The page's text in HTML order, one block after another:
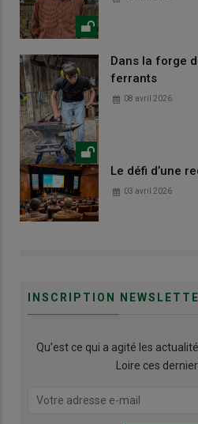
Dans la forge
ferrants
08 avril 2026
Le défi d’une
03 avril 2026
INSCRIPTION
Qu’est ce qui a agité les
Loire ces